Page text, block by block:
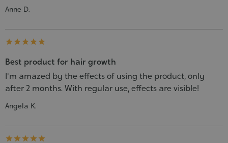
Anne D.
    
Best product for hair growth
I'm amazed by the effects of using the product, only
after 2 months. With regular use, effects are visible!
Angela K.
    